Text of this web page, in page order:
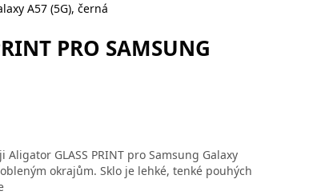
A57 (5G), černá
PRO SAMSUNG
GLASS PRINT pro Samsung Galaxy
okrajům. Sklo je lehké, tenké pouhých